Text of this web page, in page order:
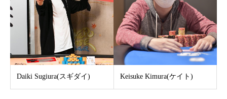
Daiki Sugiura(スギダイ) Keisuke Kimura(ケイト)